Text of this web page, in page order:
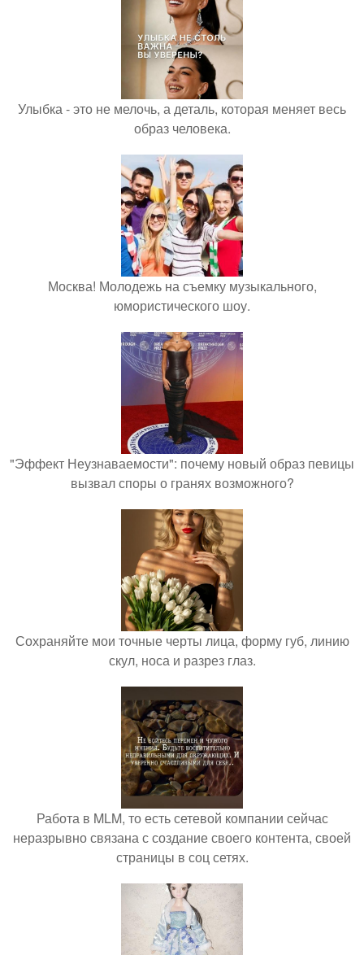
Улыбка - это не мелочь, а деталь, которая меняет весь
образ человека.
Москва! Молодежь на съемку музыкального,
юмористического шоу.
"Эффект Неузнаваемости": почему новый образ певицы
вызвал споры о гранях возможного?
Сохраняйте мои точные черты лица, форму губ, линию
скул, носа и разрез глаз.
Работа в MLM, то есть сетевой компании сейчас
неразрывно связана с создание своего контента, своей
страницы в соц сетях.